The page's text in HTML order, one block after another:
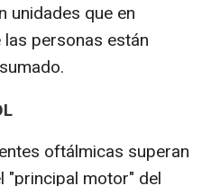
unidades que en
personas están
oftálmicas superan
"principal motor" del